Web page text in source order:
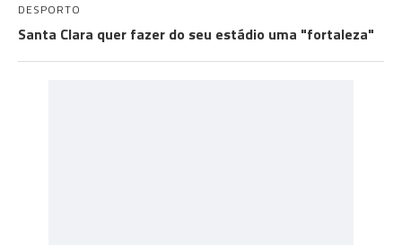
DESPORTO
Santa Clara quer fazer do seu estádio uma "fortaleza"